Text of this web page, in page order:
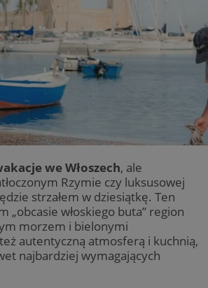
we Włoszech, ale
Rzymie czy luksusowej
strzałem w dziesiątkę. Ten
„obcasie włoskiego buta” region
morzem i bielonymi
autentyczną atmosferą i kuchnią,
najbardziej wymagających